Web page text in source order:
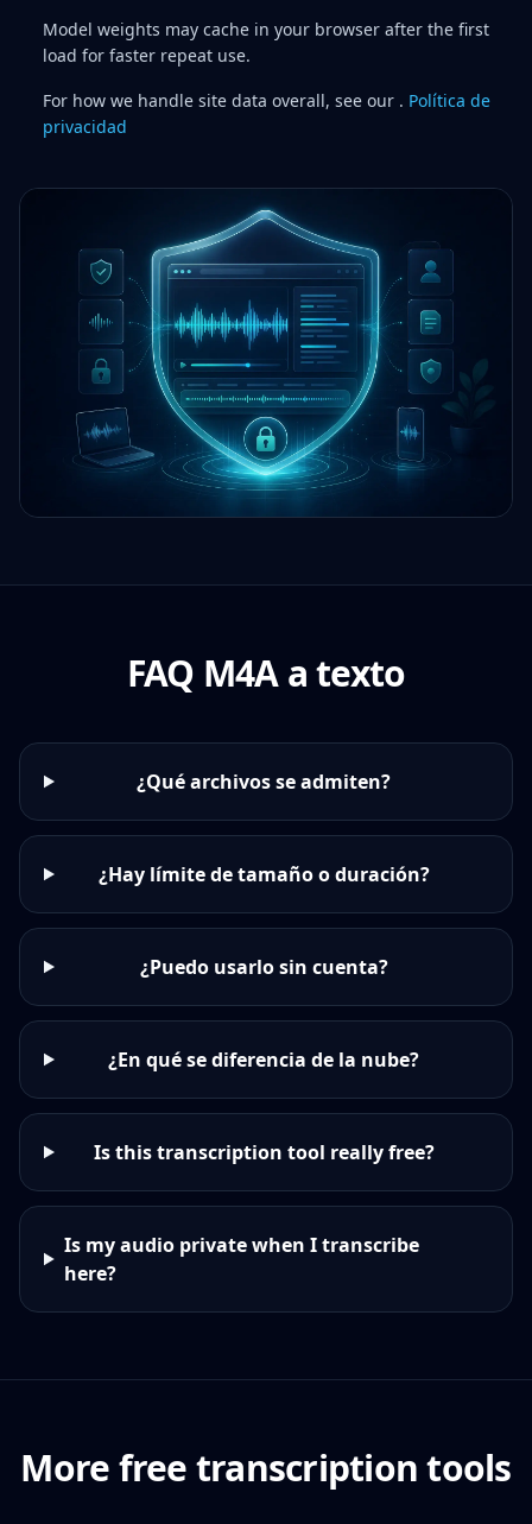
Model weights may cache in your browser after the first
load for faster repeat use.
For how we handle site data overall, see our . Política de
privacidad
FAQ M4A a texto
¿Qué archivos se admiten?
¿Hay límite de tamaño o duración?
¿Puedo usarlo sin cuenta?
¿En qué se diferencia de la nube?
Is this transcription tool really free?
Is my audio private when I transcribe
here?
More free transcription tools